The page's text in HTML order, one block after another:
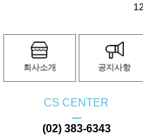
회사소개 공지사항
CS CENTER
ㅡ
(02) 383-6343